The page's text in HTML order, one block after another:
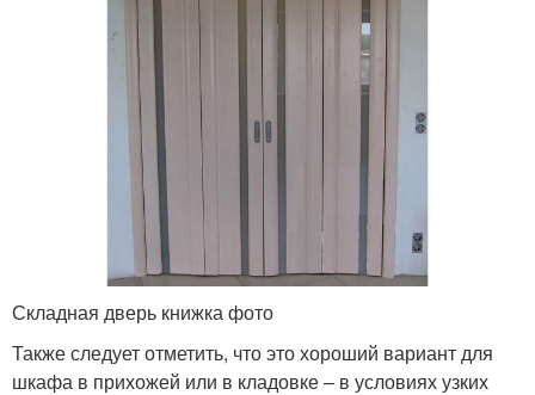
Складная дверь книжка фото
Также следует отметить, что это хороший вариант для
шкафа в прихожей или в кладовке – в условиях узких